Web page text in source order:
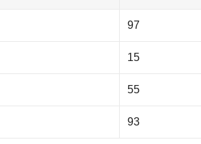
97
15
55
93